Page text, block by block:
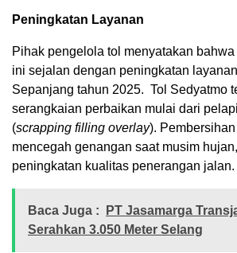
Peningkatan Layanan
Pihak pengelola tol menyatakan
ini sejalan dengan peningkatan
Sepanjang tahun 2025. Tol Sedyatmo
serangkaian perbaikan mulai dari
(scrapping filling overlay).
mencegah genangan saat musim
peningkatan kualitas penerangan jalan.
Baca Juga :
PT Jasamarga
Serahkan 3.050 Meter Selang